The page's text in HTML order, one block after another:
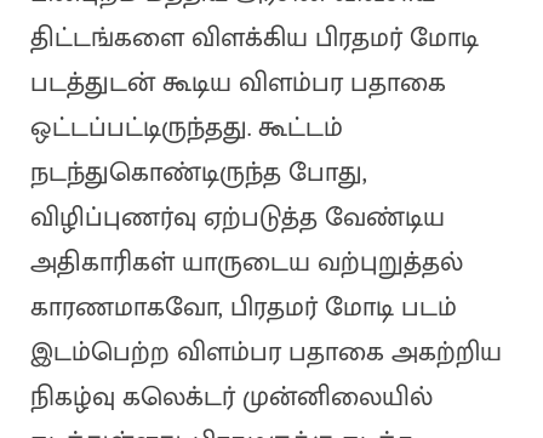
திட்டங்களை விளக்கிய பிரதமர் மோடி
படத்துடன் கூடிய விளம்பர பதாகை
ஒட்டப்பட்டிருந்தது. கூட்டம்
நடந்துகொண்டிருந்த போது,
விழிப்புணர்வு ஏற்படுத்த வேண்டிய
அதிகாரிகள் யாருடைய வற்புறுத்தல்
காரணமாகவோ, பிரதமர் மோடி படம்
இடம்பெற்ற விளம்பர பதாகை அகற்றிய
நிகழ்வு கலெக்டர் முன்னிலையில்